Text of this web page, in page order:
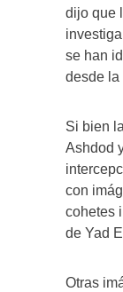
dijo que
se han
desde la
Si bien
Ashdod
con
cohetes
de Yad
Otras